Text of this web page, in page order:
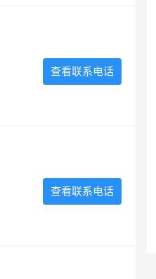
查看联系电话
查看联系电话